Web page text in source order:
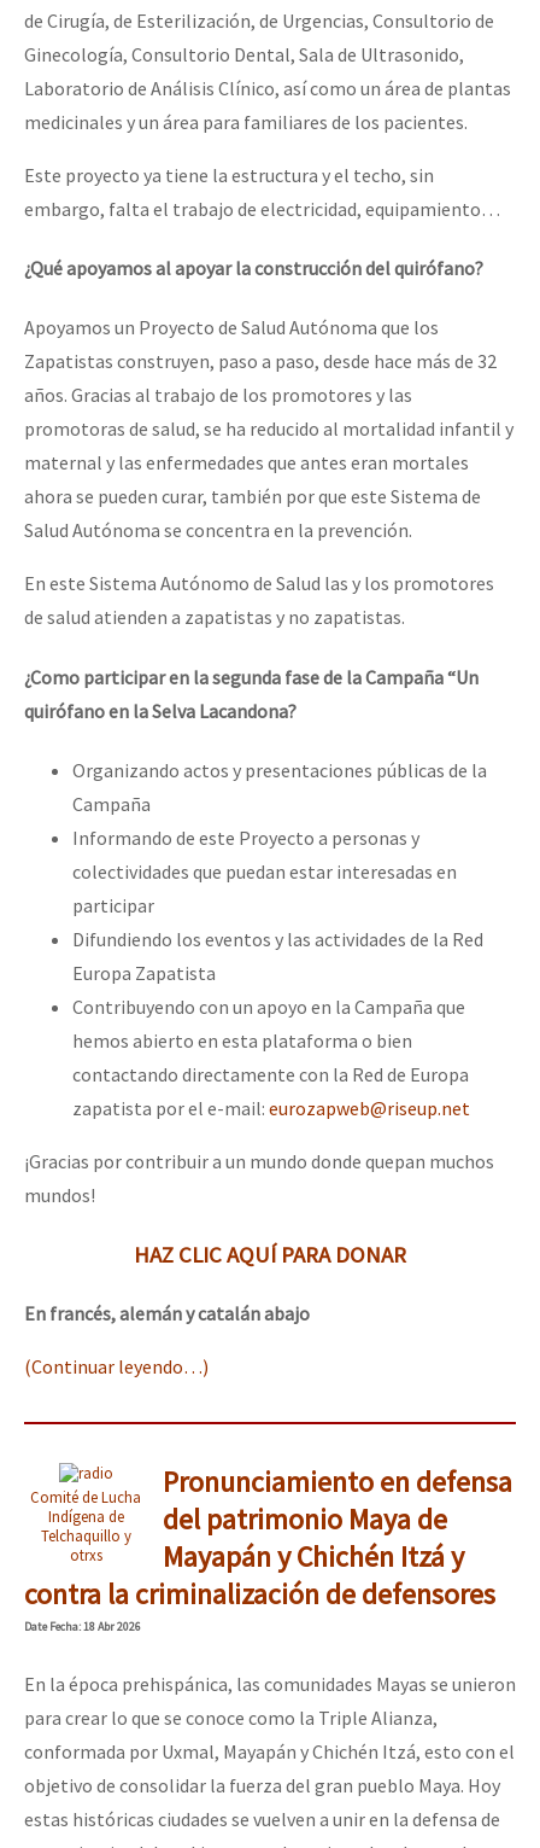
de Cirugía, de Esterilización, de Urgencias, Consultorio de
Ginecología, Consultorio Dental, Sala de Ultrasonido,
Laboratorio de Análisis Clínico, así como un área de plantas
medicinales y un área para familiares de los pacientes.
Este proyecto ya tiene la estructura y el techo, sin
embargo, falta el trabajo de electricidad, equipamiento…
¿Qué apoyamos al apoyar la construcción del quirófano?
Apoyamos un Proyecto de Salud Autónoma que los
Zapatistas construyen, paso a paso, desde hace más de 32
años. Gracias al trabajo de los promotores y las
promotoras de salud, se ha reducido al mortalidad infantil y
maternal y las enfermedades que antes eran mortales
ahora se pueden curar, también por que este Sistema de
Salud Autónoma se concentra en la prevención.
En este Sistema Autónomo de Salud las y los promotores
de salud atienden a zapatistas y no zapatistas.
¿Como participar en la segunda fase de la Campaña “Un
quirófano en la Selva Lacandona?
Organizando actos y presentaciones públicas de la
Campaña
Informando de este Proyecto a personas y
colectividades que puedan estar interesadas en
participar
Difundiendo los eventos y las actividades de la Red
Europa Zapatista
Contribuyendo con un apoyo en la Campaña que
hemos abierto en esta plataforma o bien
contactando directamente con la Red de Europa
zapatista por el e-mail: eurozapweb@riseup.net
¡Gracias por contribuir a un mundo donde quepan muchos
mundos!
HAZ CLIC AQUÍ PARA DONAR
En francés, alemán y catalán abajo
(Continuar leyendo…)
Comité de Lucha
Indígena de
Telchaquillo y
otrxs
Pronunciamiento en defensa
del patrimonio Maya de
Mayapán y Chichén Itzá y
contra la criminalización de defensores
DateFecha: 18 Abr 2026
En la época prehispánica, las comunidades Mayas se unieron
para crear lo que se conoce como la Triple Alianza,
conformada por Uxmal, Mayapán y Chichén Itzá, esto con el
objetivo de consolidar la fuerza del gran pueblo Maya. Hoy
estas históricas ciudades se vuelven a unir en la defensa de